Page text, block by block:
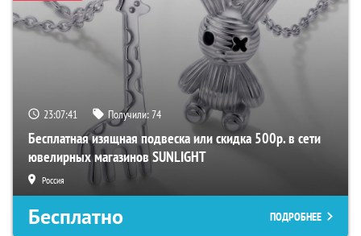
23:07:40 Получили:74
Бесплатная изящная подвеска или скидка 500р. в сети
ювелирных магазинов SUNLIGHT
Россия
Бесплатно ПОДРОБНЕЕ